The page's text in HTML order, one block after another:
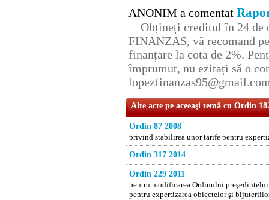
ANONIM a comentat
Obțineți creditul în 24 de
FINANZAS, vă recomand
finanțare la cota de 2%.
împrumut, nu ezitați să o
Alte acte pe aceeaşi temă cu Ordin
Ordin 87 2008
privind stabilirea unor tarife pentru
Ordin 317 2014
Ordin 229 2011
pentru modificarea Ordinului
pentru expertizarea obiectelor şi